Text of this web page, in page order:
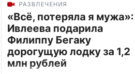
РАЗВЛЕЧЕНИЯ
«Всё, потеряла я мужа»:
Ивлеева подарила
Филиппу Бегаку
дорогущую лодку за 1,2
млн рублей